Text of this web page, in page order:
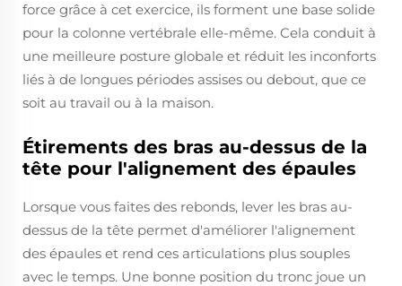
force grâce à cet exercice, ils forment une base solide
pour la colonne vertébrale elle-même. Cela conduit à
une meilleure posture globale et réduit les inconforts
liés à de longues périodes assises ou debout, que ce
soit au travail ou à la maison.
Étirements des bras au-dessus de la
tête pour l'alignement des épaules
Lorsque vous faites des rebonds, lever les bras au-
dessus de la tête permet d'améliorer l'alignement
des épaules et rend ces articulations plus souples
avec le temps. Une bonne position du tronc joue un